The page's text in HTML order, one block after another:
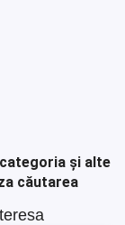
și alte
căutarea